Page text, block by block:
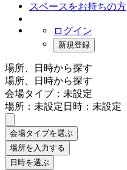
スペースをお持ちの方
ログイン
新規登録
場所、日時から探す
場所、日時から探す
会場タイプ：未設定
場所：未設定日時：未設定
会場タイプを選ぶ
場所を入力する
日時を選ぶ